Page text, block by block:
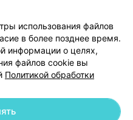
отчество не
все сьехало и в
утверждают что
чем не могут,советуют
лучше так
центром!!!
использования файлов
в более позднее время.
информации о целях,
файлов cookie вы
Политикой обработки